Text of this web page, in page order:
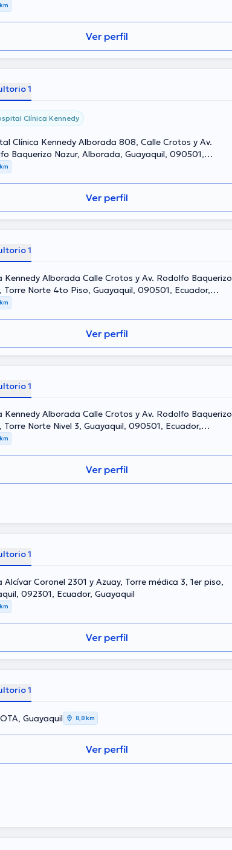
Guayaquil Norte
Ver perfil
1
Clínica Kennedy
Clínica Kennedy Alborada 808, Calle Crotos y Av.
Baquerizo Nazur, Alborada, Guayaquil, 090501,
Guayaquil
Ver perfil
1
Kennedy Alborada Calle Crotos y Av. Rodolfo Baquerizo
Torre Norte 4to Piso, Guayaquil, 090501, Ecuador,
Ver perfil
1
Kennedy Alborada Calle Crotos y Av. Rodolfo Baquerizo
Torre Norte Nivel 3, Guayaquil, 090501, Ecuador,
Ver perfil
1
Alcívar Coronel 2301 y Azuay, Torre médica 3, 1er piso,
092301, Ecuador, Guayaquil
Ver perfil
1
Guayaquil 8,8 km
Ver perfil